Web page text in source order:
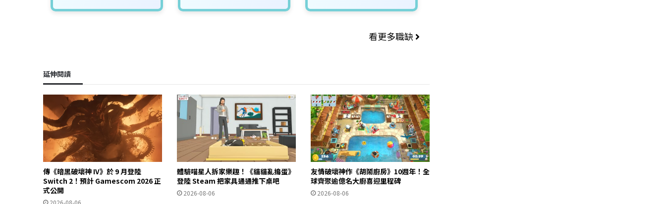
看更多職缺
延伸閱讀
傳《暗黑破壞神 IV》於 9 月登陸
Switch 2！預計 Gamescom 2026 正
式公開
2026-08-06
體驗喵星人拆家樂趣！《貓貓亂搗蛋》
登陸 Steam 把家具通通推下桌吧
2026-08-06
友情破壞神作《胡鬧廚房》10週年！全
球齊聚逾億名大廚喜迎里程碑
2026-08-06